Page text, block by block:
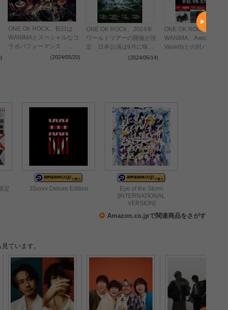
ONE OK ROCK、初日は
WANIMAとスペシャルなコ
ラボパフォーマンス
『SUPER DRY SPECIAL
(2024/05/20)
ONE OK ROCK、2024年
ワールドツアーの開催が決
定 日本公演は9月に味の
素スタジアムで2日間開催
(2024/05/14)
ONE OK ROCK
WANIMA、Awich、
Vaundyとの対バンライブ
定
35xxxv Deluxe Edition
Eye of the Storm
[INTERNATIONAL
VERSION]
Amazon.co.jpで関連商品をさがす
ています。